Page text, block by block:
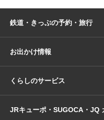
鉄道・きっぷの予約・旅行
お出かけ情報
くらしのサービス
JRキューポ・SUGOCA・JQ